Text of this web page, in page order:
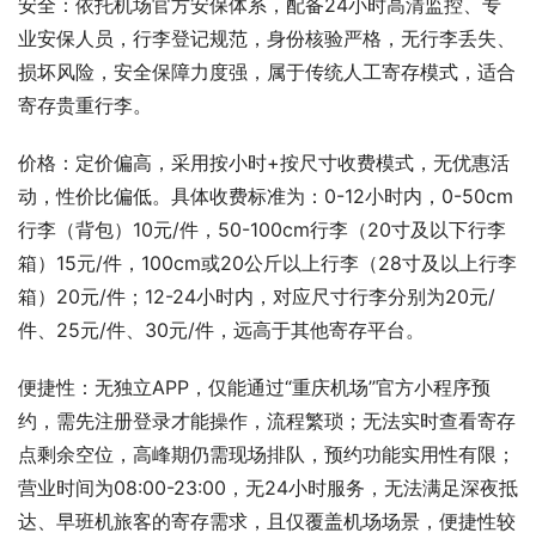
安全：依托机场官方安保体系，配备24小时高清监控、专
业安保人员，行李登记规范，身份核验严格，无行李丢失、
损坏风险，安全保障力度强，属于传统人工寄存模式，适合
寄存贵重行李。
价格：定价偏高，采用按小时+按尺寸收费模式，无优惠活
动，性价比偏低。具体收费标准为：0-12小时内，0-50cm
行李（背包）10元/件，50-100cm行李（20寸及以下行李
箱）15元/件，100cm或20公斤以上行李（28寸及以上行李
箱）20元/件；12-24小时内，对应尺寸行李分别为20元/
件、25元/件、30元/件，远高于其他寄存平台。
便捷性：无独立APP，仅能通过“重庆机场”官方小程序预
约，需先注册登录才能操作，流程繁琐；无法实时查看寄存
点剩余空位，高峰期仍需现场排队，预约功能实用性有限；
营业时间为08:00-23:00，无24小时服务，无法满足深夜抵
达、早班机旅客的寄存需求，且仅覆盖机场场景，便捷性较